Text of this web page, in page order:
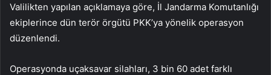
Valilikten yapılan açıklamaya göre, İl Jandarma Komutanlığı
ekiplerince dün terör örgütü PKK’ya yönelik operasyon
düzenlendi.
Operasyonda uçaksavar silahları, 3 bin 60 adet farklı